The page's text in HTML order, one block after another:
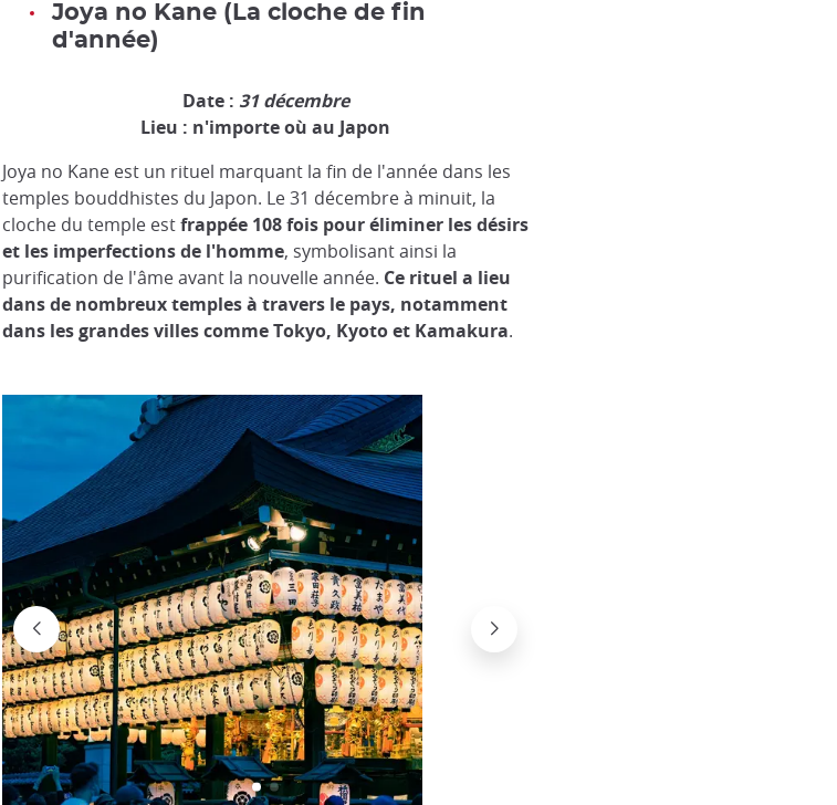
Joya no Kane (La cloche de fin
d'année)
Date : 31 décembre
Lieu : n'importe où au Japon
Joya no Kane est un rituel marquant la fin de l'année dans les
temples bouddhistes du Japon. Le 31 décembre à minuit, la
cloche du temple estfrappée 108 fois pour éliminer les désirs
et les imperfections de l'homme, symbolisant ainsi la
purification de l'âme avant la nouvelle année. Ce rituel a lieu
dans de nombreux temples à travers le pays, notamment
dans les grandes villes comme Tokyo, Kyoto et Kamakura.
La cloche de fin d'année